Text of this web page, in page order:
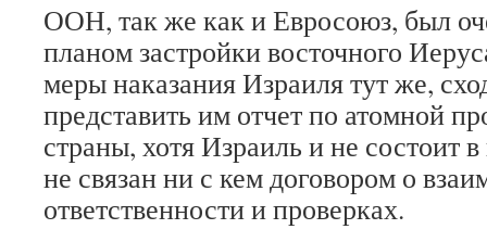
ООН, так же как и Евросоюз, был
планом застройки восточного
меры наказания Израиля тут же,
представить им отчет по атомной
страны, хотя Израиль и не состоит
не связан ни с кем договором о
ответственности и проверках.